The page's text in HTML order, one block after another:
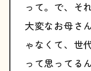
って。で、そ
大変なお母さ
ゃなくて、世
って思ってる